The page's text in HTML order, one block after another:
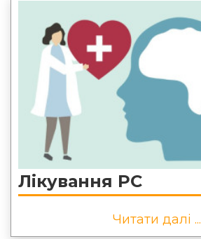
Лікування РС
Читати далі ...